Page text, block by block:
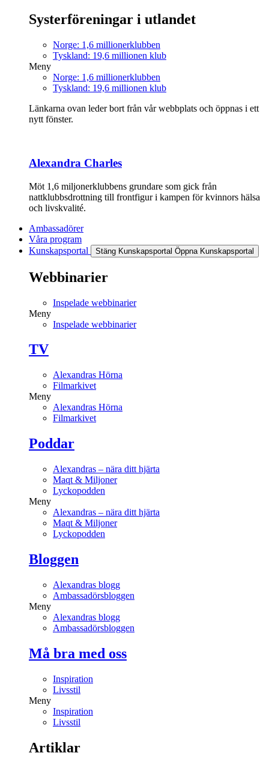
Systerföreningar i utlandet
Norge: 1,6 millionerklubben
Tyskland: 19,6 millionen klub
Meny
Norge: 1,6 millionerklubben
Tyskland: 19,6 millionen klub
Länkarna ovan leder bort från vår webbplats och öppnas i ett
nytt fönster.
Alexandra Charles
Möt 1,6 miljonerklubbens grundare som gick från
nattklubbsdrottning till frontfigur i kampen för kvinnors hälsa
och livskvalité.
Ambassadörer
Våra program
Kunskapsportal
Stäng Kunskapsportal Öppna Kunskapsportal
Webbinarier
Inspelade webbinarier
Meny
Inspelade webbinarier
TV
Alexandras Hörna
Filmarkivet
Meny
Alexandras Hörna
Filmarkivet
Poddar
Alexandras – nära ditt hjärta
Maqt & Miljoner
Lyckopodden
Meny
Alexandras – nära ditt hjärta
Maqt & Miljoner
Lyckopodden
Bloggen
Alexandras blogg
Ambassadörsbloggen
Meny
Alexandras blogg
Ambassadörsbloggen
Må bra med oss
Inspiration
Livsstil
Meny
Inspiration
Livsstil
Artiklar